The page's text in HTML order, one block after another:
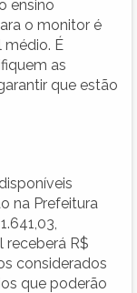
ensino
o monitor é
É
as
que estão
na Prefeitura
receberá R$
considerados
que poderão